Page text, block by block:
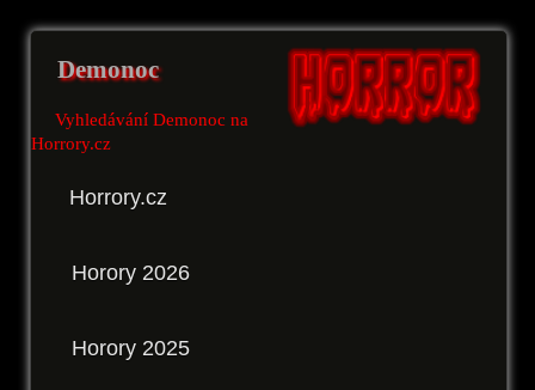
Demonoc
Vyhledávání Demonoc na
Horrory.cz
Horrory.cz
Horory 2026
Horory 2025